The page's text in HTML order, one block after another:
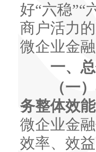
好“六稳”“
商户活力
微企业金
一、
（一
务整体效能
微企业金
效率、效